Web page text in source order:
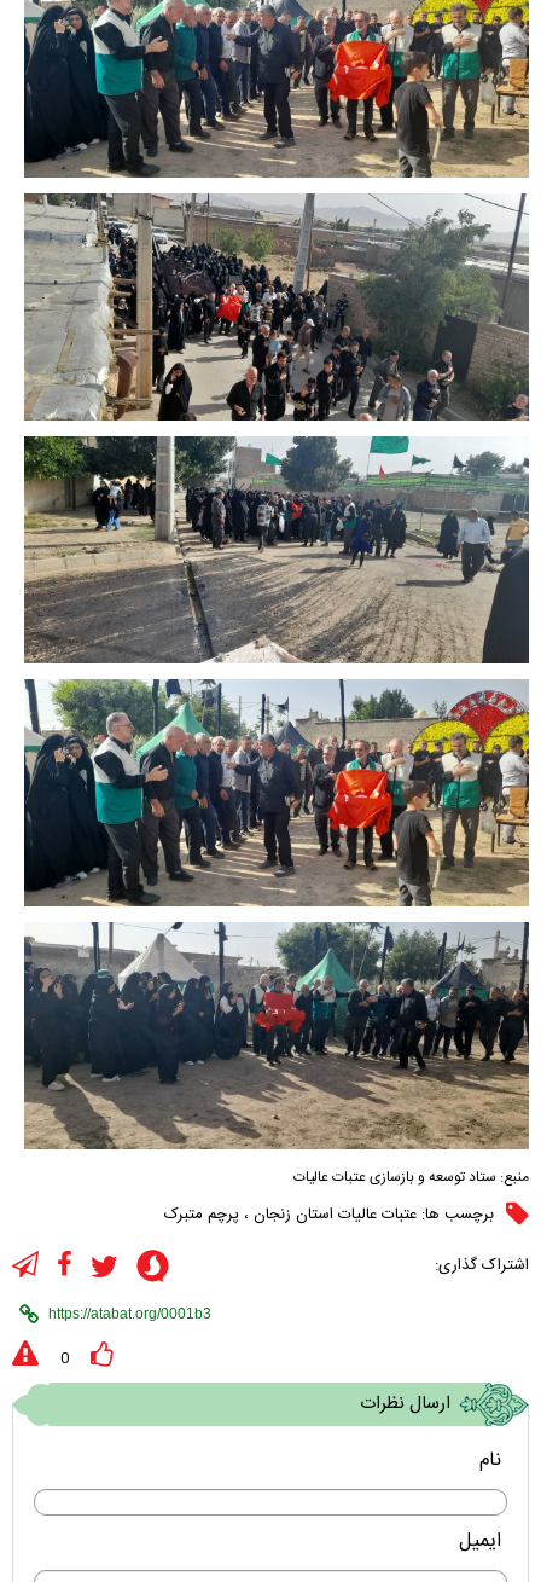
منبع: ستاد توسعه و بازسازی عتبات عالیات
برچسب ها: عتبات عالیات استان زنجان ، پرچم متبرک
اشتراک گذاری:
0
ارسال نظرات
نام
ایمیل